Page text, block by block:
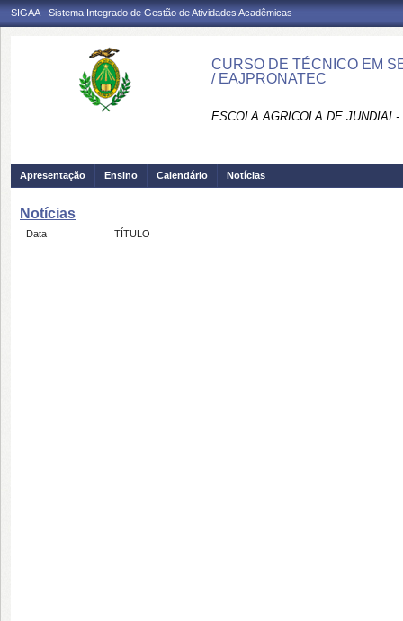
SIGAA - Sistema Integrado de Gestão de Atividades Acadêmicas
CURSO DE TÉCNICO EM
/ EAJPRONATEC
ESCOLA AGRICOLA DE JUNDIAI
Apresentação Ensino Calendário Notícias
Notícias
Data TÍTULO